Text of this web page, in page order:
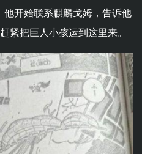
开始联系麒麟戈姆，告诉他
紧把巨人小孩运到这里来。